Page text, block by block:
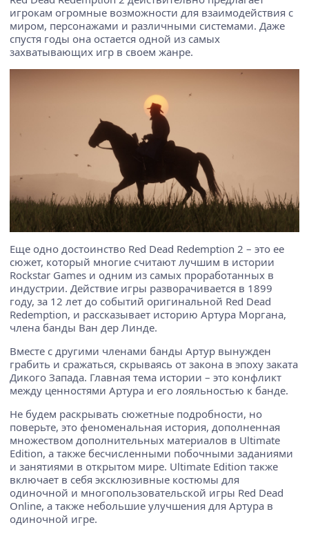
игрокам огромные возможности для взаимодействия с
миром, персонажами и различными системами. Даже
спустя годы она остается одной из самых
захватывающих игр в своем жанре.
Еще одно достоинство Red Dead Redemption 2 – это ее
сюжет, который многие считают лучшим в истории
Rockstar Games и одним из самых проработанных в
индустрии. Действие игры разворачивается в 1899
году, за 12 лет до событий оригинальной Red Dead
Redemption, и рассказывает историю Артура Моргана,
члена банды Ван дер Линде.
Вместе с другими членами банды Артур вынужден
грабить и сражаться, скрываясь от закона в эпоху заката
Дикого Запада. Главная тема истории – это конфликт
между ценностями Артура и его лояльностью к банде.
Не будем раскрывать сюжетные подробности, но
поверьте, это феноменальная история, дополненная
множеством дополнительных материалов в Ultimate
Edition, а также бесчисленными побочными заданиями
и занятиями в открытом мире. Ultimate Edition также
включает в себя эксклюзивные костюмы для
одиночной и многопользовательской игры Red Dead
Online, а также небольшие улучшения для Артура в
одиночной игре.